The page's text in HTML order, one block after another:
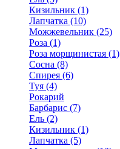
Кизильник (1)
Лапчатка (10)
Можжевельник (25)
Роза (1)
Роза морщинистая (1)
Сосна (8)
Спирея (6)
Туя (4)
Рокарий
Барбарис (7)
Ель (2)
Кизильник (1)
Лапчатка (5)